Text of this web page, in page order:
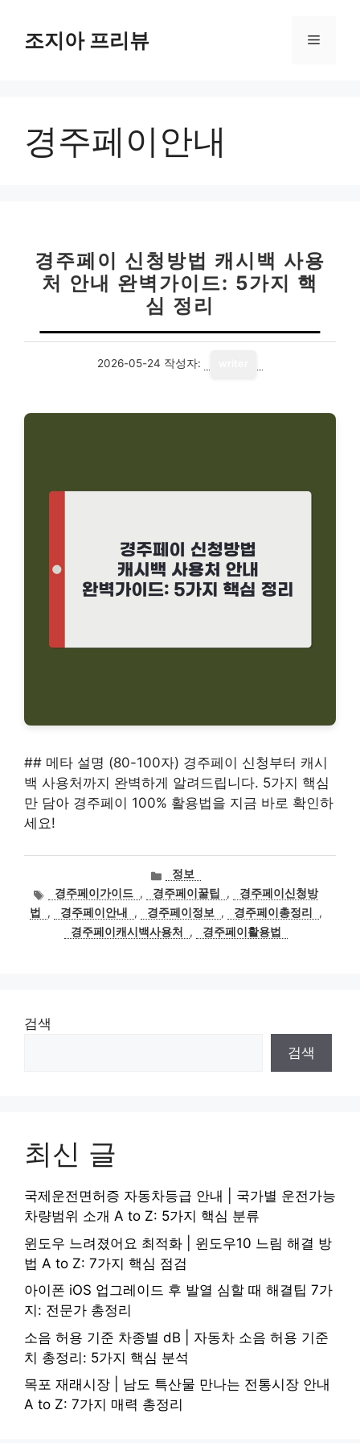
조지아 프리뷰 메
경주페이안내
경주페이 신청방법 캐시백 사용
처 안내 완벽가이드: 5가지 핵
심 정리
2026-05-24 작성자:
## 메타 설명 (80-100자) 경주페이 신청부터 캐시
백 사용처까지 완벽하게 알려드립니다. 5가지 핵심
만 담아 경주페이 100% 활용법을 지금 바로 확인하
세요!
카
테
고
리
정보
태경주페이가이드 , 경주페이꿀팁 ,
경주페이신청방
법
, 경주페이안내 , 경주페이정보 , 경주페이총정리
,
경주페이캐시백사용처
, 경주페이활용법
검색
검색
최신 글
국제운전면허증 자동차등급 안내 | 국가별 운전가능
차량범위 소개 A to Z: 5가지 핵심 분류
윈도우 느려졌어요 최적화 | 윈도우10 느림 해결 방
법 A to Z: 7가지 핵심 점검
아이폰 iOS 업그레이드 후 발열 심할 때 해결팁 7가
지: 전문가 총정리
소음 허용 기준 차종별 dB | 자동차 소음 허용 기준
치 총정리: 5가지 핵심 분석
목포 재래시장 | 남도 특산물 만나는 전통시장 안내
A to Z: 7가지 매력 총정리